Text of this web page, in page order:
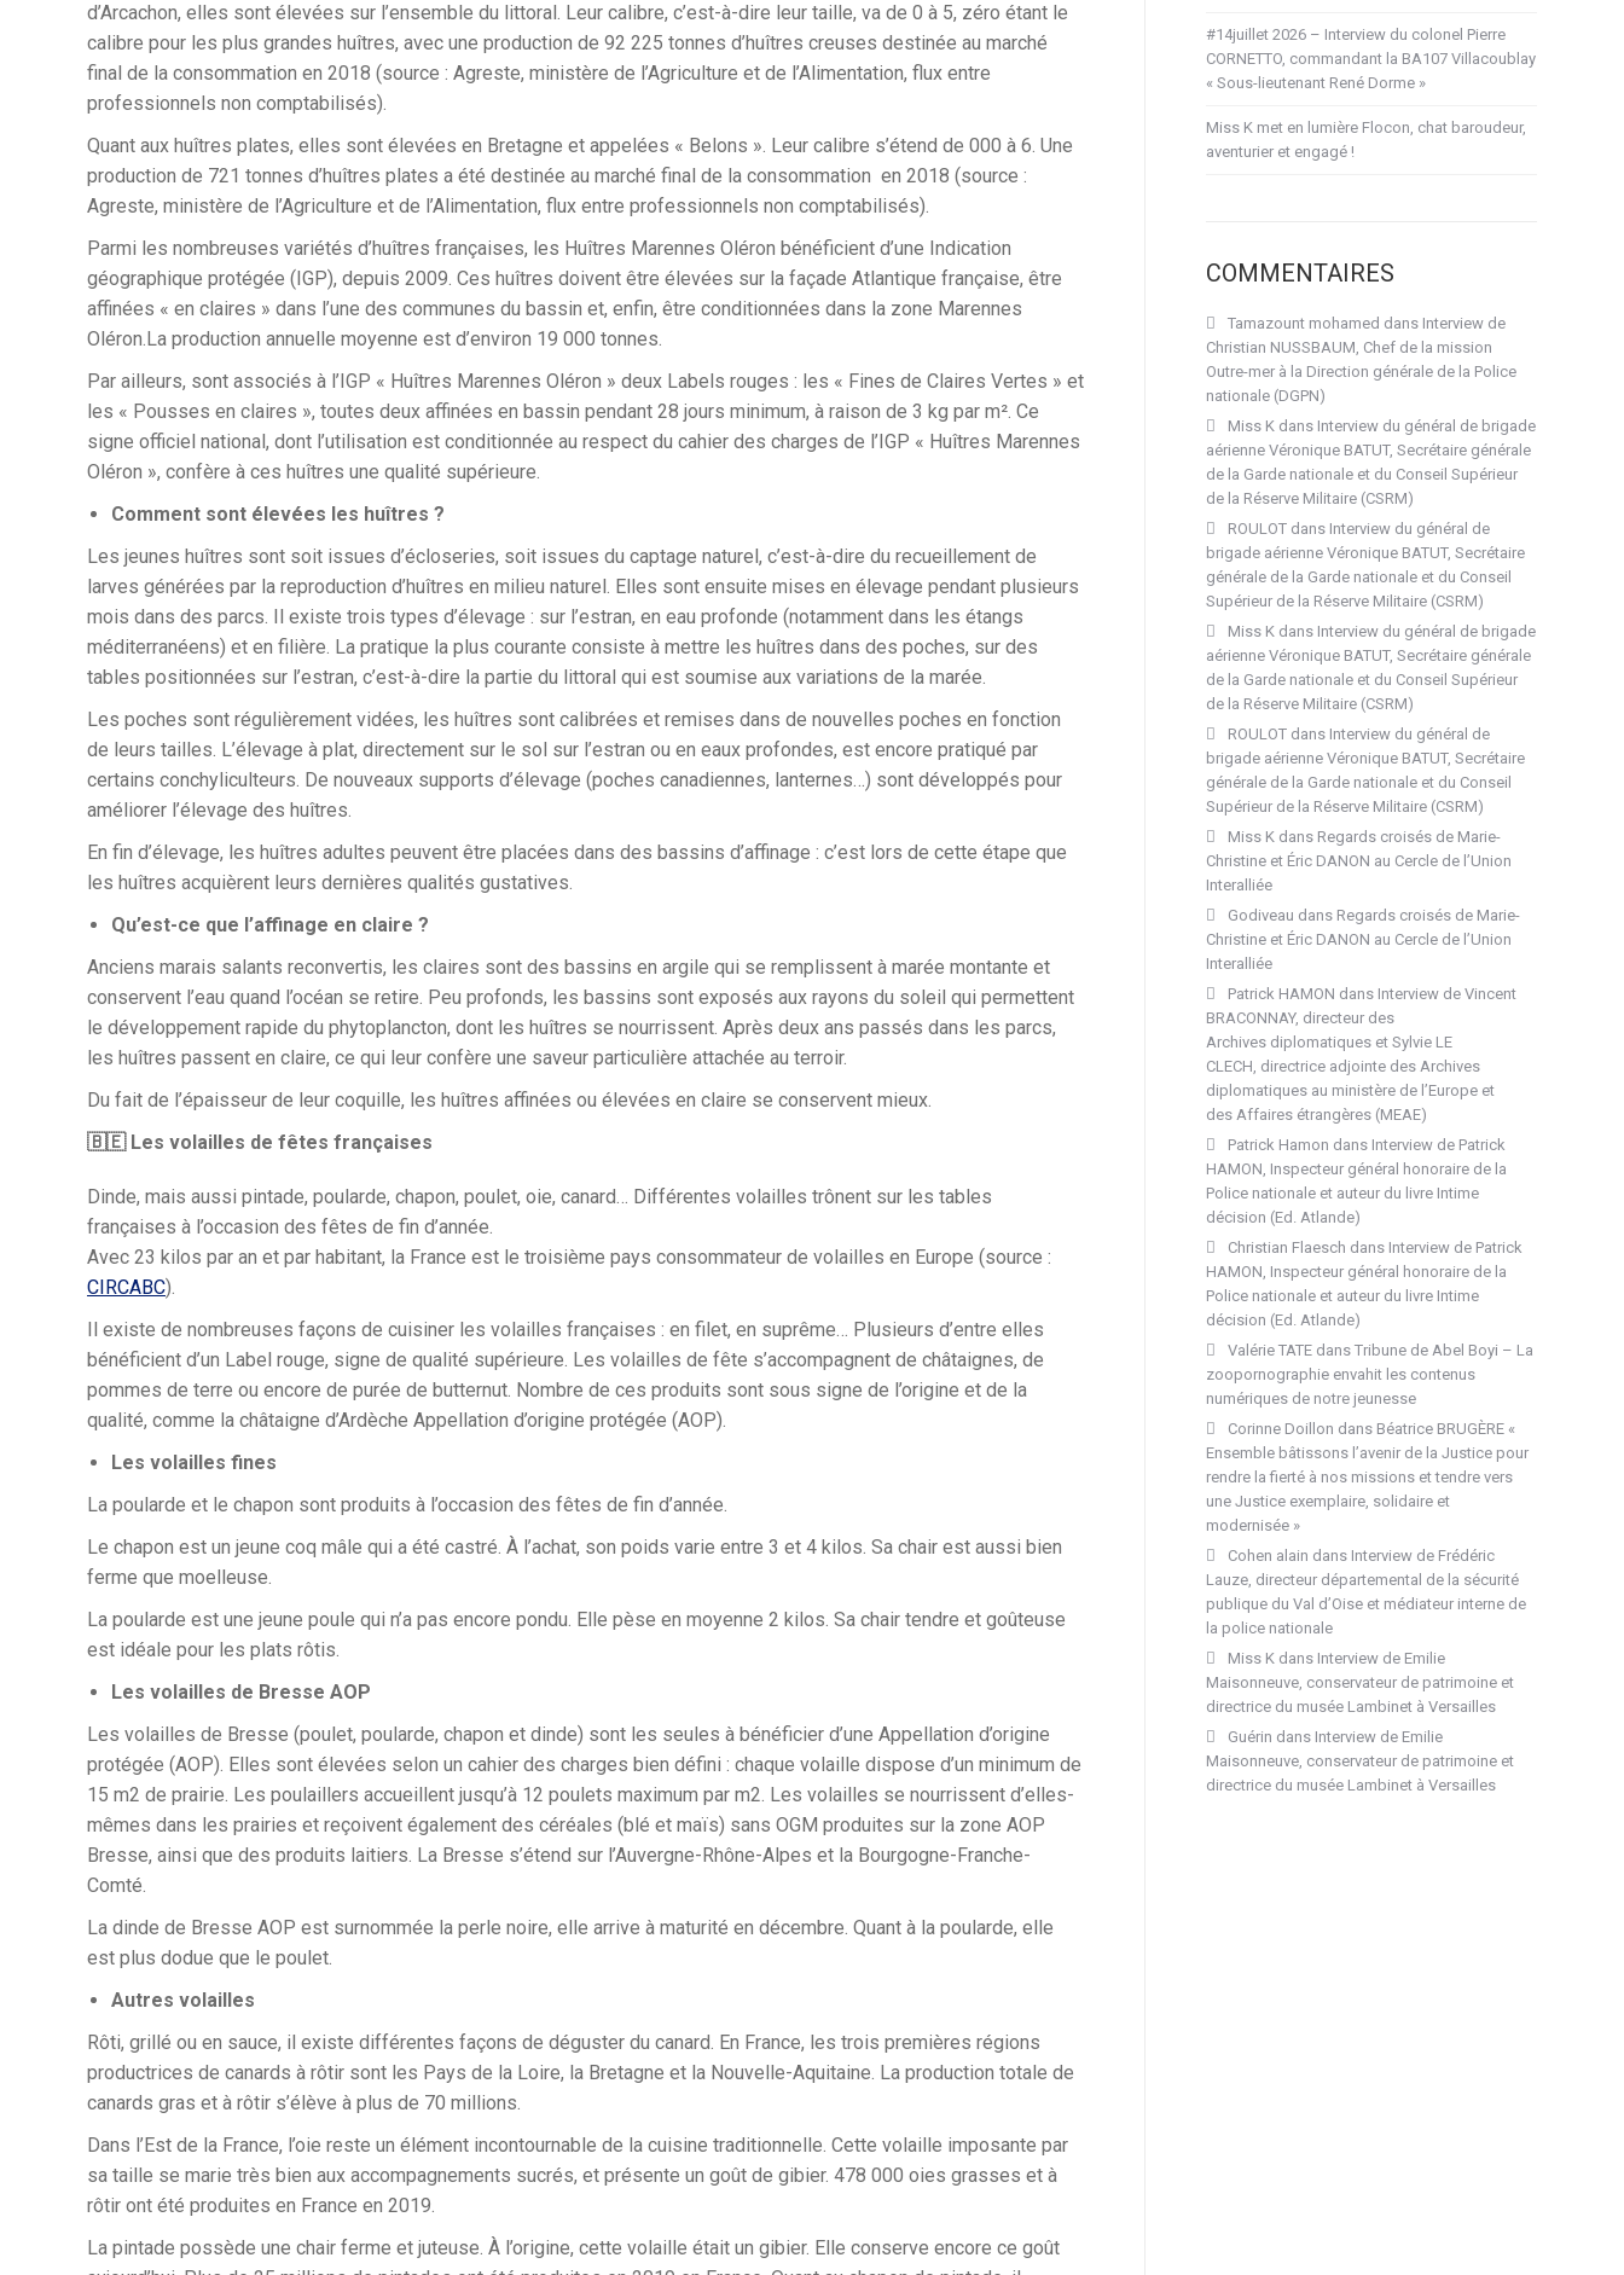
d’Arcachon, elles sont élevées sur l’ensemble du littoral. Leur calibre, c’est-à-dire leur taille, va de 0 à 5, zéro étant le
calibre pour les plus grandes huîtres, avec une production de 92 225 tonnes d’huîtres creuses destinée au marché
final de la consommation en 2018 (source : Agreste, ministère de l’Agriculture et de l’Alimentation, flux entre
professionnels non comptabilisés).
Quant aux huîtres plates, elles sont élevées en Bretagne et appelées « Belons ». Leur calibre s’étend de 000 à 6. Une
production de 721 tonnes d’huîtres plates a été destinée au marché final de la consommation en 2018 (source :
Agreste, ministère de l’Agriculture et de l’Alimentation, flux entre professionnels non comptabilisés).
Parmi les nombreuses variétés d’huîtres françaises, les Huîtres Marennes Oléron bénéficient d’une Indication
géographique protégée (IGP), depuis 2009. Ces huîtres doivent être élevées sur la façade Atlantique française, être
affinées « en claires » dans l’une des communes du bassin et, enfin, être conditionnées dans la zone Marennes
Oléron.La production annuelle moyenne est d’environ 19 000 tonnes.
Par ailleurs, sont associés à l’IGP « Huîtres Marennes Oléron » deux Labels rouges : les « Fines de Claires Vertes » et
les « Pousses en claires », toutes deux affinées en bassin pendant 28 jours minimum, à raison de 3 kg par m². Ce
signe officiel national, dont l’utilisation est conditionnée au respect du cahier des charges de l’IGP « Huîtres Marennes
Oléron », confère à ces huîtres une qualité supérieure.
Comment sont élevées les huîtres ?
Les jeunes huîtres sont soit issues d’écloseries, soit issues du captage naturel, c’est-à-dire du recueillement de
larves générées par la reproduction d’huîtres en milieu naturel. Elles sont ensuite mises en élevage pendant plusieurs
mois dans des parcs. Il existe trois types d’élevage : sur l’estran, en eau profonde (notamment dans les étangs
méditerranéens) et en filière. La pratique la plus courante consiste à mettre les huîtres dans des poches, sur des
tables positionnées sur l’estran, c’est-à-dire la partie du littoral qui est soumise aux variations de la marée.
Les poches sont régulièrement vidées, les huîtres sont calibrées et remises dans de nouvelles poches en fonction
de leurs tailles. L’élevage à plat, directement sur le sol sur l’estran ou en eaux profondes, est encore pratiqué par
certains conchyliculteurs. De nouveaux supports d’élevage (poches canadiennes, lanternes…) sont développés pour
améliorer l’élevage des huîtres.
En fin d’élevage, les huîtres adultes peuvent être placées dans des bassins d’affinage : c’est lors de cette étape que
les huîtres acquièrent leurs dernières qualités gustatives.
Qu’est-ce que l’affinage en claire ?
Anciens marais salants reconvertis, les claires sont des bassins en argile qui se remplissent à marée montante et
conservent l’eau quand l’océan se retire. Peu profonds, les bassins sont exposés aux rayons du soleil qui permettent
le développement rapide du phytoplancton, dont les huîtres se nourrissent. Après deux ans passés dans les parcs,
les huîtres passent en claire, ce qui leur confère une saveur particulière attachée au terroir.
Du fait de l’épaisseur de leur coquille, les huîtres affinées ou élevées en claire se conservent mieux.
🇧🇪 Les volailles de fêtes françaises
Dinde, mais aussi pintade, poularde, chapon, poulet, oie, canard… Différentes volailles trônent sur les tables
françaises à l’occasion des fêtes de fin d’année.
Avec 23 kilos par an et par habitant, la France est le troisième pays consommateur de volailles en Europe (source :
CIRCABC).
Il existe de nombreuses façons de cuisiner les volailles françaises : en filet, en suprême… Plusieurs d’entre elles
bénéficient d’un Label rouge, signe de qualité supérieure. Les volailles de fête s’accompagnent de châtaignes, de
pommes de terre ou encore de purée de butternut. Nombre de ces produits sont sous signe de l’origine et de la
qualité, comme la châtaigne d’Ardèche Appellation d’origine protégée (AOP).
Les volailles fines
La poularde et le chapon sont produits à l’occasion des fêtes de fin d’année.
Le chapon est un jeune coq mâle qui a été castré. À l’achat, son poids varie entre 3 et 4 kilos. Sa chair est aussi bien
ferme que moelleuse.
La poularde est une jeune poule qui n’a pas encore pondu. Elle pèse en moyenne 2 kilos. Sa chair tendre et goûteuse
est idéale pour les plats rôtis.
Les volailles de Bresse AOP
Les volailles de Bresse (poulet, poularde, chapon et dinde) sont les seules à bénéficier d’une Appellation d’origine
protégée (AOP). Elles sont élevées selon un cahier des charges bien défini : chaque volaille dispose d’un minimum de
15 m2 de prairie. Les poulaillers accueillent jusqu’à 12 poulets maximum par m2. Les volailles se nourrissent d’elles-
mêmes dans les prairies et reçoivent également des céréales (blé et maïs) sans OGM produites sur la zone AOP
Bresse, ainsi que des produits laitiers. La Bresse s’étend sur l’Auvergne-Rhône-Alpes et la Bourgogne-Franche-
Comté.
La dinde de Bresse AOP est surnommée la perle noire, elle arrive à maturité en décembre. Quant à la poularde, elle
est plus dodue que le poulet.
Autres volailles
Rôti, grillé ou en sauce, il existe différentes façons de déguster du canard. En France, les trois premières régions
productrices de canards à rôtir sont les Pays de la Loire, la Bretagne et la Nouvelle-Aquitaine. La production totale de
canards gras et à rôtir s’élève à plus de 70 millions.
Dans l’Est de la France, l’oie reste un élément incontournable de la cuisine traditionnelle. Cette volaille imposante par
sa taille se marie très bien aux accompagnements sucrés, et présente un goût de gibier. 478 000 oies grasses et à
rôtir ont été produites en France en 2019.
La pintade possède une chair ferme et juteuse. À l’origine, cette volaille était un gibier. Elle conserve encore ce goût
#14juillet 2026 – Interview du colonel Pierre
CORNETTO, commandant la BA107 Villacoublay
« Sous-lieutenant René Dorme »
Miss K met en lumière Flocon, chat baroudeur,
aventurier et engagé !
COMMENTAIRES
Tamazount mohamed dans Interview de
Christian NUSSBAUM, Chef de la mission
Outre-mer à la Direction générale de la Police
nationale (DGPN)
Miss K dans Interview du général de brigade
aérienne Véronique BATUT, Secrétaire générale
de la Garde nationale et du Conseil Supérieur
de la Réserve Militaire (CSRM)
ROULOT dans Interview du général de
brigade aérienne Véronique BATUT, Secrétaire
générale de la Garde nationale et du Conseil
Supérieur de la Réserve Militaire (CSRM)
Miss K dans Interview du général de brigade
aérienne Véronique BATUT, Secrétaire générale
de la Garde nationale et du Conseil Supérieur
de la Réserve Militaire (CSRM)
ROULOT dans Interview du général de
brigade aérienne Véronique BATUT, Secrétaire
générale de la Garde nationale et du Conseil
Supérieur de la Réserve Militaire (CSRM)
Miss K dans Regards croisés de Marie-
Christine et Éric DANON au Cercle de l’Union
Interalliée
Godiveau dans Regards croisés de Marie-
Christine et Éric DANON au Cercle de l’Union
Interalliée
Patrick HAMON dans Interview de Vincent
BRACONNAY, directeur des
Archives diplomatiques et Sylvie LE
CLECH, directrice adjointe des Archives
diplomatiques au ministère de l’Europe et
des Affaires étrangères (MEAE)
Patrick Hamon dans Interview de Patrick
HAMON, Inspecteur général honoraire de la
Police nationale et auteur du livre Intime
décision (Ed. Atlande)
Christian Flaesch dans Interview de Patrick
HAMON, Inspecteur général honoraire de la
Police nationale et auteur du livre Intime
décision (Ed. Atlande)
Valérie TATE dans Tribune de Abel Boyi – La
zoopornographie envahit les contenus
numériques de notre jeunesse
Corinne Doillon dans Béatrice BRUGÈRE «
Ensemble bâtissons l’avenir de la Justice pour
rendre la fierté à nos missions et tendre vers
une Justice exemplaire, solidaire et
modernisée »
Cohen alain dans Interview de Frédéric
Lauze, directeur départemental de la sécurité
publique du Val d’Oise et médiateur interne de
la police nationale
Miss K dans Interview de Emilie
Maisonneuve, conservateur de patrimoine et
directrice du musée Lambinet à Versailles
Guérin dans Interview de Emilie
Maisonneuve, conservateur de patrimoine et
directrice du musée Lambinet à Versailles